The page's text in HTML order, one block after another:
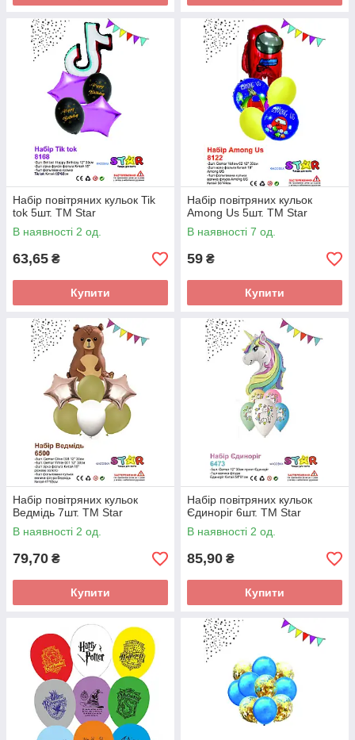
Набір повітряних кульок Tik
tok 5шт. ТМ Star
В наявності 2 од.
63,65 ₴
Купити
Набір повітряних кульок
Among Us 5шт. ТМ Star
В наявності 7 од.
59 ₴
Купити
Набір повітряних кульок
Ведмідь 7шт. ТМ Star
В наявності 2 од.
79,70 ₴
Купити
Набір повітряних кульок
Єдиноріг 6шт. ТМ Star
В наявності 2 од.
85,90 ₴
Купити